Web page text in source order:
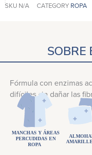
SKU N/A CATEGORY ROPA
SOBRE
Fórmula con enzimas
difíciles sin dañar las